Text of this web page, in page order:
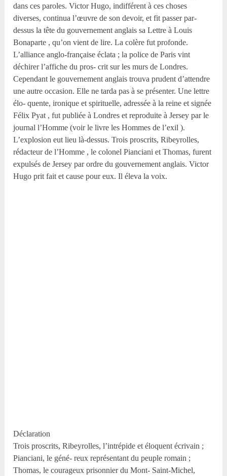
dans ces paroles. Victor Hugo, indifférent à ces choses
diverses, continua l’œuvre de son devoir, et fit passer par-
dessus la tête du gouvernement anglais sa Lettre à Louis
Bonaparte , qu’on vient de lire. La colère fut profonde.
L’alliance anglo-française éclata ; la police de Paris vint
déchirer l’affiche du pros- crit sur les murs de Londres.
Cependant le gouvernement anglais trouva prudent d’attendre
une autre occasion. Elle ne tarda pas à se présenter. Une lettre
élo- quente, ironique et spirituelle, adressée à la reine et signée
Félix Pyat , fut publiée à Londres et reproduite à Jersey par le
journal l’Homme (voir le livre les Hommes de l’exil ).
L’explosion eut lieu là-dessus. Trois proscrits, Ribeyrolles,
rédacteur de l’Homme , le colonel Pianciani et Thomas, furent
expulsés de Jersey par ordre du gouvernement anglais. Victor
Hugo prit fait et cause pour eux. Il éleva la voix.
Déclaration
Trois proscrits, Ribeyrolles, l’intrépide et éloquent écrivain ;
Pianciani, le géné- reux représentant du peuple romain ;
Thomas, le courageux prisonnier du Mont- Saint-Michel,